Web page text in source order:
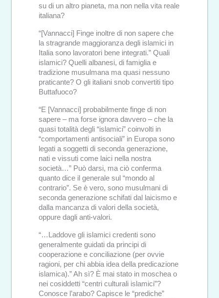
su di un altro pianeta, ma non nella vita reale
italiana?
“[Vannacci] Finge inoltre di non sapere che
la stragrande maggioranza degli islamici in
Italia sono lavoratori bene integrati.” Quali
islamici? Quelli albanesi, di famiglia e
tradizione musulmana ma quasi nessuno
praticante? O gli italiani snob convertiti tipo
Buttafuoco?
“E [Vannacci] probabilmente finge di non
sapere – ma forse ignora davvero – che la
quasi totalità degli “islamici” coinvolti in
“comportamenti antisociali” in Europa sono
legati a soggetti di seconda generazione,
nati e vissuti come laici nella nostra
società…” Può darsi, ma ciò conferma
quanto dice il generale sul “mondo al
contrario”. Se è vero, sono musulmani di
seconda generazione schifati dal laicismo e
dalla mancanza di valori della società,
oppure dagli anti-valori.
“…Laddove gli islamici credenti sono
generalmente guidati da principi di
cooperazione e conciliazione (per ovvie
ragioni, per chi abbia idea della predicazione
islamica).” Ah sì? È mai stato in moschea o
nei cosiddetti “centri culturali islamici”?
Conosce l’arabo? Capisce le “prediche”